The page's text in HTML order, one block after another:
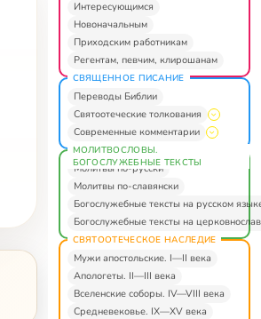
Интересующимся
Новоначальным
Приходским работникам
Регентам, певчим, клирошанам
СВЯЩЕННОЕ ПИСАНИЕ
Переводы Библии
Святоотеческие толкования
Современные комментарии
МОЛИТВОСЛОВЫ.
БОГОСЛУЖЕБНЫЕ ТЕКСТЫ
Молитвы по-русски
Молитвы по-славянски
Богослужебные тексты на русском
Богослужебные тексты на
СВЯТООТЕЧЕСКОЕ НАСЛЕДИЕ
Мужи апостольские. I—II века
Апологеты. II—III века
Вселенские соборы. IV—VIII века
Средневековье. IX—XV века